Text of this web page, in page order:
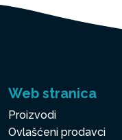
Web stranica
Proizvodi
Ovlašćeni prodavci